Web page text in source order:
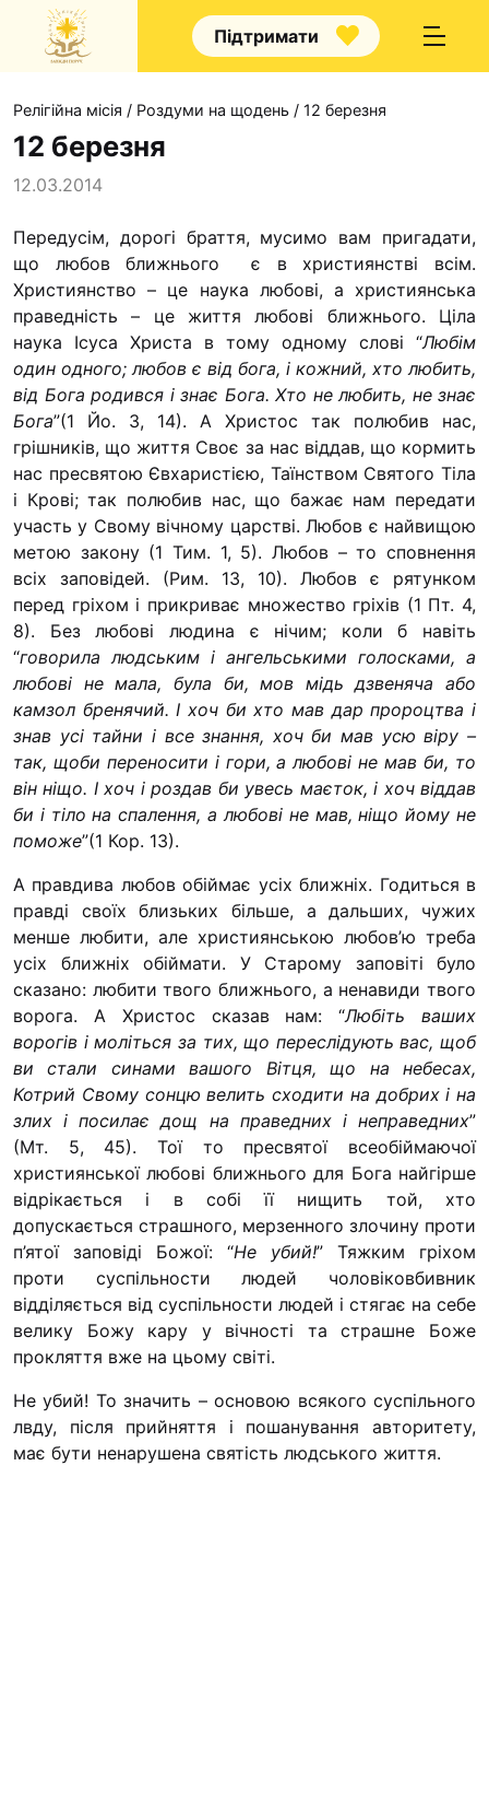
Підтримати
Як
З
Контакти
(096)
Релігійна місія / Роздуми на щодень / 12 березня
12 березня
12.03.2014
Передусім, дорогі браття, мусимо вам пригадати,
що любов ближнього є в християнстві всім.
Християнство – це наука любові, а християнська
праведність – це життя любові ближнього. Ціла
наука Ісуса Христа в тому одному слові “Любім
один одного; любов є від бога, і кожний, хто любить,
від Бога родився і знає Бога. Хто не любить, не знає
Бога”(1 Йо. 3, 14). А Христос так полюбив нас,
грішників, що життя Своє за нас віддав, що кормить
нас пресвятою Євхаристією, Таїнством Святого Тіла
і Крові; так полюбив нас, що бажає нам передати
участь у Свому вічному царстві. Любов є найвищою
метою закону (1 Тим. 1, 5). Любов – то сповнення
всіх заповідей. (Рим. 13, 10). Любов є рятунком
перед гріхом і прикриває множество гріхів (1 Пт. 4,
8). Без любові людина є нічим; коли б навіть
“говорила людським і ангельськими голосками, а
любові не мала, була би, мов мідь дзвеняча або
камзол бренячий. І хоч би хто мав дар пророцтва і
знав усі тайни і все знання, хоч би мав усю віру –
так, щоби переносити і гори, а любові не мав би, то
він ніщо. І хоч і роздав би увесь маєток, і хоч віддав
би і тіло на спалення, а любові не мав, ніщо йому не
поможе”(1 Кор. 13).
А правдива любов обіймає усіх ближніх. Годиться в
правді своїх близьких більше, а дальших, чужих
менше любити, але християнською любов’ю треба
усіх ближніх обіймати. У Старому заповіті було
сказано: любити твого ближнього, а ненавиди твого
ворога. А Христос сказав нам: “Любіть ваших
ворогів і моліться за тих, що переслідують вас, щоб
ви стали синами вашого Вітця, що на небесах,
Котрий Свому сонцю велить сходити на добрих і на
злих і посилає дощ на праведних і неправедних”
(Мт. 5, 45). Тої то пресвятої всеобіймаючої
християнської любові ближнього для Бога найгірше
відрікається і в собі її нищить той, хто
допускається страшного, мерзенного злочину проти
п’ятої заповіді Божої: “Не убий!” Тяжким гріхом
проти суспільности людей чоловіковбивник
відділяється від суспільности людей і стягає на себе
велику Божу кару у вічності та страшне Боже
прокляття вже на цьому світі.
Не убий! То значить – основою всякого суспільного
лвду, після прийняття і пошанування авторитету,
має бути ненарушена святість людського життя.